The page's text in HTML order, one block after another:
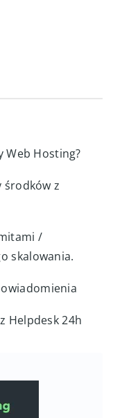
Web Hosting?
środków z
/
skalowania.
Helpdesk 24h